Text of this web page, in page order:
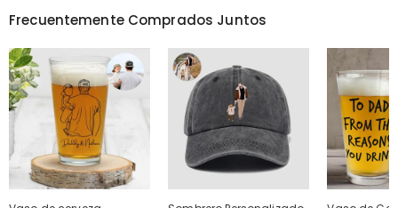
Frecuentemente Comprados Juntos